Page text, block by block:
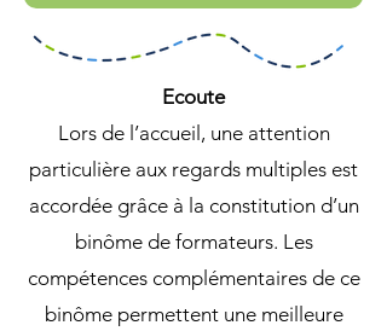
Ecoute
Lors de l’accueil, une attention
particulière aux regards multiples est
accordée grâce à la constitution d’un
binôme de formateurs. Les
compétences complémentaires de ce
binôme permettent une meilleure